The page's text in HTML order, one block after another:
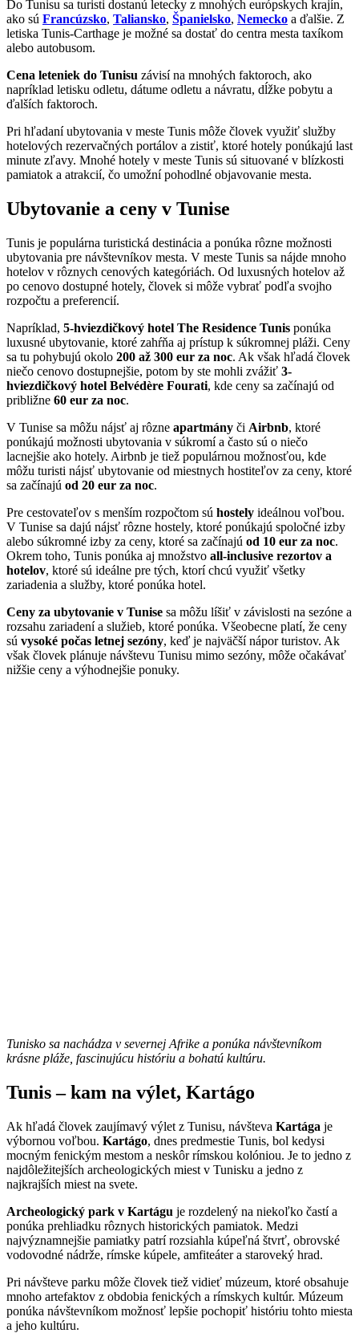
Do Tunisu sa turisti dostanú letecky z mnohých európskych krajín,
ako sú Francúzsko, Taliansko, Španielsko, Nemecko a ďalšie. Z
letiska Tunis-Carthage je možné sa dostať do centra mesta taxíkom
alebo autobusom.
Cena leteniek do Tunisu závisí na mnohých faktoroch, ako
napríklad letisku odletu, dátume odletu a návratu, dĺžke pobytu a
ďalších faktoroch.
Pri hľadaní ubytovania v meste Tunis môže človek využiť služby
hotelových rezervačných portálov a zistiť, ktoré hotely ponúkajú last
minute zľavy. Mnohé hotely v meste Tunis sú situované v blízkosti
pamiatok a atrakcií, čo umožní pohodlné objavovanie mesta.
Ubytovanie a ceny v Tunise
Tunis je populárna turistická destinácia a ponúka rôzne možnosti
ubytovania pre návštevníkov mesta. V meste Tunis sa nájde mnoho
hotelov v rôznych cenových kategóriách. Od luxusných hotelov až
po cenovo dostupné hotely, človek si môže vybrať podľa svojho
rozpočtu a preferencií.
Napríklad, 5-hviezdičkový hotel The Residence Tunis ponúka
luxusné ubytovanie, ktoré zahŕňa aj prístup k súkromnej pláži. Ceny
sa tu pohybujú okolo 200 až 300 eur za noc. Ak však hľadá človek
niečo cenovo dostupnejšie, potom by ste mohli zvážiť 3-
hviezdičkový hotel Belvédère Fourati, kde ceny sa začínajú od
približne 60 eur za noc.
V Tunise sa môžu nájsť aj rôzne apartmány či Airbnb, ktoré
ponúkajú možnosti ubytovania v súkromí a často sú o niečo
lacnejšie ako hotely. Airbnb je tiež populárnou možnosťou, kde
môžu turisti nájsť ubytovanie od miestnych hostiteľov za ceny, ktoré
sa začínajú od 20 eur za noc.
Pre cestovateľov s menším rozpočtom sú hostely ideálnou voľbou.
V Tunise sa dajú nájsť rôzne hostely, ktoré ponúkajú spoločné izby
alebo súkromné izby za ceny, ktoré sa začínajú od 10 eur za noc.
Okrem toho, Tunis ponúka aj množstvo all-inclusive rezortov a
hotelov, ktoré sú ideálne pre tých, ktorí chcú využiť všetky
zariadenia a služby, ktoré ponúka hotel.
Ceny za ubytovanie v Tunise sa môžu líšiť v závislosti na sezóne a
rozsahu zariadení a služieb, ktoré ponúka. Všeobecne platí, že ceny
sú vysoké počas letnej sezóny, keď je najväčší nápor turistov. Ak
však človek plánuje návštevu Tunisu mimo sezóny, môže očakávať
nižšie ceny a výhodnejšie ponuky.
Tunisko sa nachádza v severnej Afrike a ponúka návštevníkom
krásne pláže, fascinujúcu históriu a bohatú kultúru.
Tunis – kam na výlet, Kartágo
Ak hľadá človek zaujímavý výlet z Tunisu, návšteva Kartága je
výbornou voľbou. Kartágo, dnes predmestie Tunis, bol kedysi
mocným fenickým mestom a neskôr rímskou kolóniou. Je to jedno z
najdôležitejších archeologických miest v Tunisku a jedno z
najkrajších miest na svete.
Archeologický park v Kartágu je rozdelený na niekoľko častí a
ponúka prehliadku rôznych historických pamiatok. Medzi
najvýznamnejšie pamiatky patrí rozsiahla kúpeľná štvrť, obrovské
vodovodné nádrže, rímske kúpele, amfiteáter a staroveký hrad.
Pri návšteve parku môže človek tiež vidieť múzeum, ktoré obsahuje
mnoho artefaktov z obdobia fenických a rímskych kultúr. Múzeum
ponúka návštevníkom možnosť lepšie pochopiť históriu tohto miesta
a jeho kultúru.